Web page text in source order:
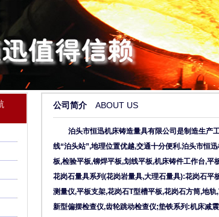
机床铸造量具有限公司
公司简介 ABOUT US
泊头市恒迅机床铸造量具有限公司是制造生产
线“泊头站”,地理位置优越,交通十分便利.泊头市恒
板,检验平板,铆焊平板,划线平板,机床铸件工作台,
花岗石量具系列(花岗岩量具,大理石量具):花岗石平
测量仪,平板支架,花岗石T型槽平板,花岗石方筒,地
新型偏摆检查仪,齿轮跳动检查仪;垫铁系列:机床减